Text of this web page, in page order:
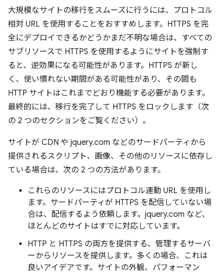
大規模なサイトの移行をスムーズに行うには、プロトコル
相対 URL を使用することをおすすめします。HTTPS を完
全にデプロイできるかどうかまだ不明な場合は、すべての
サブリソースで HTTPS を使用するようにサイトを強制す
ると、逆効果になる可能性があります。HTTPS が新し
く、使い慣れない期間がある可能性があり、その間も
HTTP サイトはこれまでどおり機能する必要があります。
最終的には、移行を完了して HTTPS をロックします（次
の 2 つのセクションをご覧ください）。
サイトが CDN や jquery.com などのサードパーティから
提供されるスクリプト、画像、その他のリソースに依存し
ている場合は、次の 2 つの方法があります。
これらのリソースにはプロトコル連動 URL を使用し
ます。サードパーティが HTTPS を配信していない場
合は、配信するよう依頼します。jquery.com など、
ほとんどのサイトはすでに対応しています。
HTTP と HTTPS の両方を提供する、管理するサーバ
ーからリソースを提供します。多くの場合、これは
良いアイデアです。サイトの外観、パフォーマン